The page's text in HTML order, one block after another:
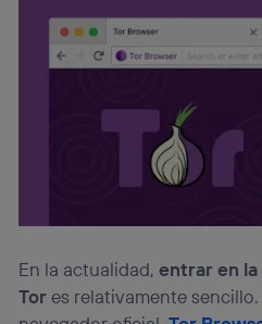
En la actualidad,entrar en la
Tores relativamente